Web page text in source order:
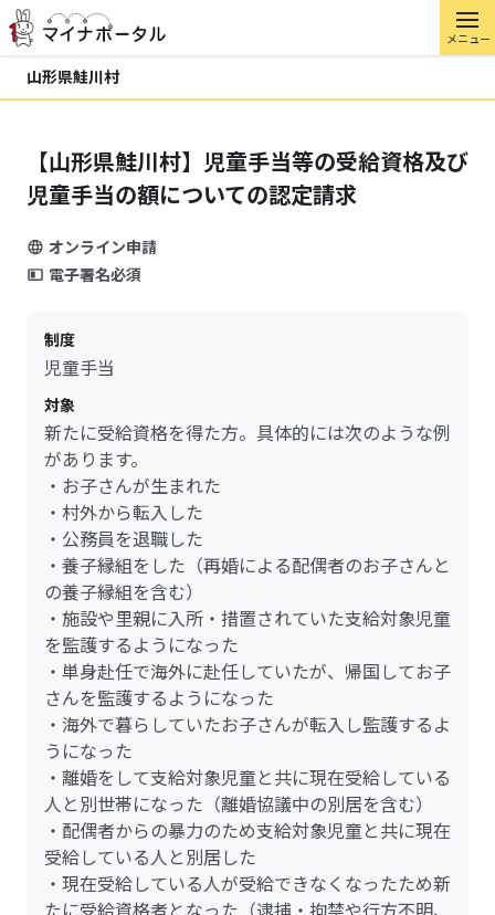
メニュー
山形県鮭川村
【山形県鮭川村】児童手当等の受給資格及び
児童手当の額についての認定請求
オンライン申請
電子署名必須
制度
児童手当
対象
新たに受給資格を得た方。具体的には次のような例
があります。
・お子さんが生まれた
・村外から転入した
・公務員を退職した
・養子縁組をした（再婚による配偶者のお子さんと
の養子縁組を含む）
・施設や里親に入所・措置されていた支給対象児童
を監護するようになった
・単身赴任で海外に赴任していたが、帰国してお子
さんを監護するようになった
・海外で暮らしていたお子さんが転入し監護するよ
うになった
・離婚をして支給対象児童と共に現在受給している
人と別世帯になった（離婚協議中の別居を含む）
・配偶者からの暴力のため支給対象児童と共に現在
受給している人と別居した
・現在受給している人が受給できなくなったため新
たに受給資格者となった（逮捕・拘禁や行方不明、